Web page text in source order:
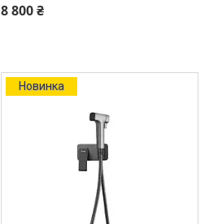
8 800 ₴
Новинка